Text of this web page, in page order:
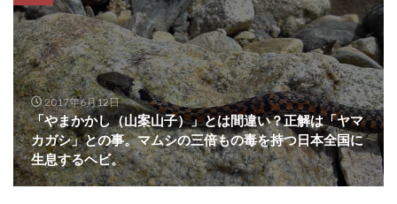
2017年6月12日
「やまかかし（山案山子）」とは間違い？正解は「ヤマ
カガシ」との事。マムシの三倍もの毒を持つ日本全国に
生息するヘビ。